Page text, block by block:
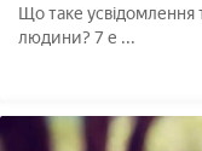
пробудити??
Що таке усвідомлення
людини? 7 е ...